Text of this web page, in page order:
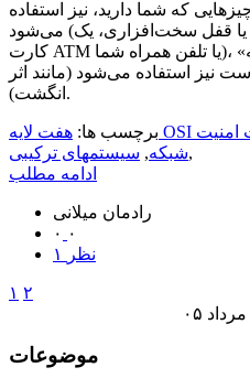
که شما دارید، نیز استفاده
می‌شود (به عنوان مثال یک توکن امنیتی یا قفل سخت‌افزاری، یک
کارت ATM یا تلفن همراه شما)، یا با «احراز هویت سه عامله»
استفاده می‌شود (مانند اثر
انگشت).
برچسب ها:
امنیت
شبکه, سیستمهای ترکیبی
,
ادامه مطلب
رادمان میلانی
۰ ۰
۱ نظر
۱ ۲
موضوعات